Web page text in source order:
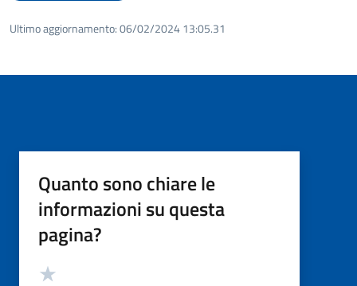
Ultimo aggiornamento:06/02/2024 13:05.31
Quanto sono chiare le
informazioni su questa
pagina?
Valutazione